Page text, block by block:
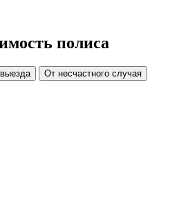
полиса
От несчастного случая